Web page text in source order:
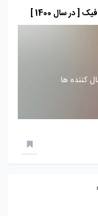
در سال 1400 ]
کننده ها